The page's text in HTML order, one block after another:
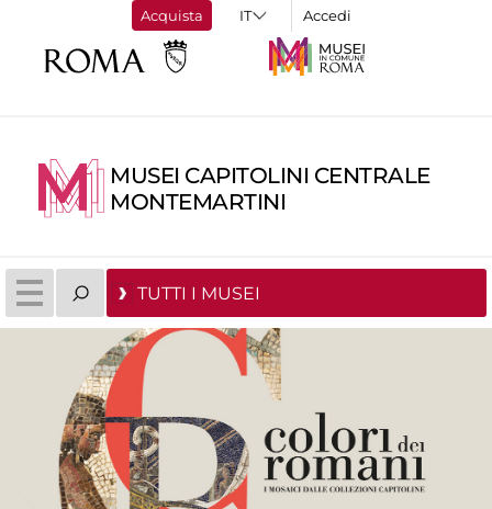
Acquista Accedi
MUSEI CAPITOLINI CENTRALE
MONTEMARTINI
TUTTI I MUSEI